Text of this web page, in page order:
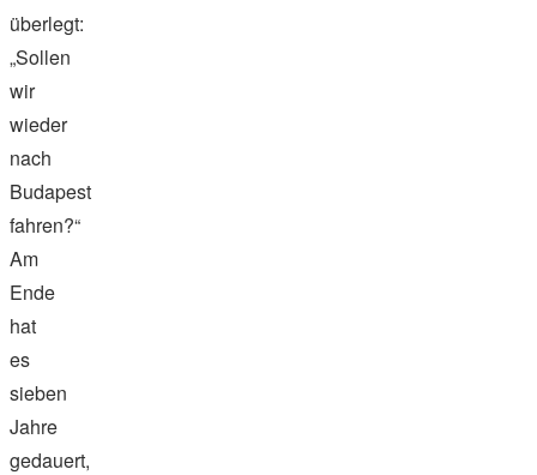
überlegt:
„Sollen
wir
wieder
nach
Budapest
fahren?“
Am
Ende
hat
es
sieben
Jahre
gedauert,